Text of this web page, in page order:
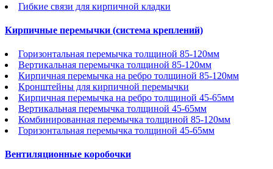
Гибкие связи для кирпичной кладки
Кирпичные перемычки (система креплений)
Горизонтальная перемычка толщиной 85-120мм
Вертикальная перемычка толщиной 85-120мм
Кирпичная перемычка на ребро толщиной 85-120мм
Кронштейны для кирпичной перемычки
Кирпичная перемычка на ребро толщиной 45-65мм
Вертикальная перемычка толщиной 45-65мм
Комбинированная перемычка толщиной 85-120мм
Горизонтальная перемычка толщиной 45-65мм
Вентиляционные коробочки